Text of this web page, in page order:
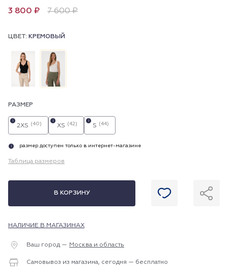
3 800 ₽ 7 600 ₽
ЦВЕТ: КРЕМОВЫЙ
РАЗМЕР
2XS (40)
i
XS (42)
i
S (44)
i
i размер доступен только в интернет-магазине
Таблица размеров
В КОРЗИНУ
НАЛИЧИЕ В МАГАЗИНАХ
Ваш город — Москва и область
Самовывоз из магазина, сегодня — бесплатно